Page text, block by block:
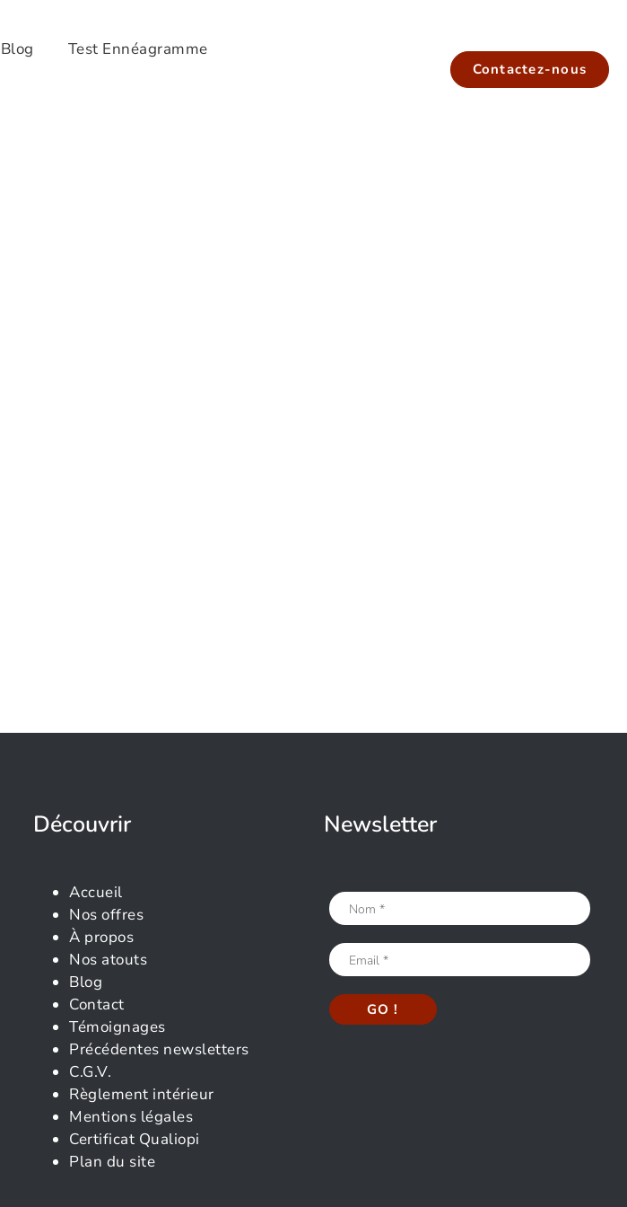
Blog
Test Ennéagramme
Contactez-nous
Découvrir
Accueil
Nos offres
À propos
Nos atouts
Blog
Contact
Témoignages
Précédentes newsletters
C.G.V.
Règlement intérieur
Mentions légales
Certificat Qualiopi
Plan du site
Newsletter